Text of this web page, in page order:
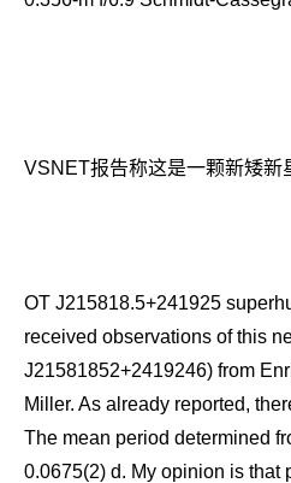
VSNET报告称这是一颗新矮新
OT J215818.5+241925
received observations of this
J21581852+2419246) from
Miller. As already reported,
The mean period determined
0.0675(2) d. My opinion is that